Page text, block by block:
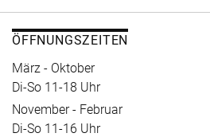
ÖFFNUNGSZEITEN
März - Oktober
Di-So 11-18 Uhr
November - Februar
Di-So 11-16 Uhr